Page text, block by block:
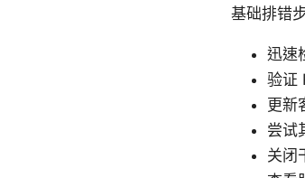
基础排错
迅速
验证
更新
尝试
关闭